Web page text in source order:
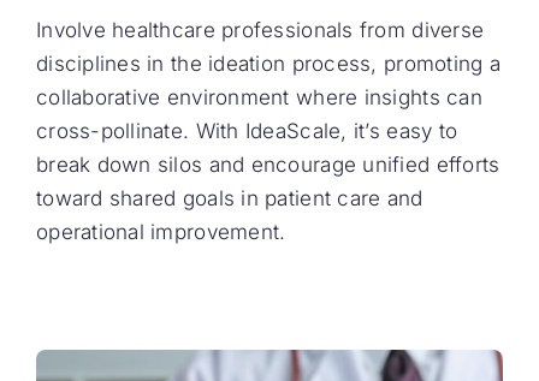
Involve healthcare professionals from diverse
disciplines in the ideation process, promoting a
collaborative environment where insights can
cross-pollinate. With IdeaScale, it’s easy to
break down silos and encourage unified efforts
toward shared goals in patient care and
operational improvement.